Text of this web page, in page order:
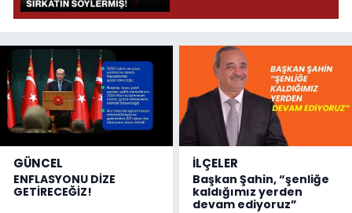
GÜNCEL
ENFLASYONU DİZE
GETİRECEĞİZ!
İLÇELER
Başkan Şahin, “şenliğe
kaldığımız yerden
devam ediyoruz”